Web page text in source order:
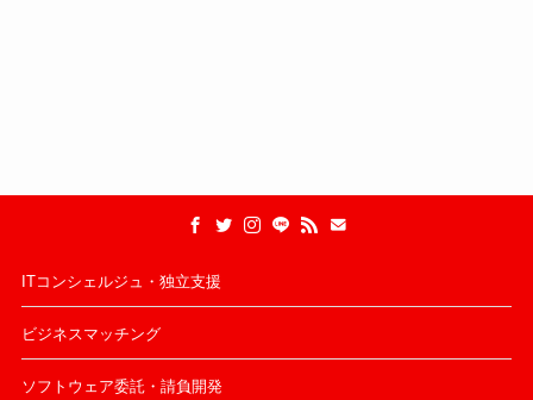
ITコンシェルジュ・独立支援
ビジネスマッチング
ソフトウェア委託・請負開発